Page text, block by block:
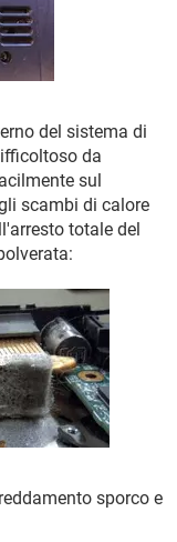
del sistema di
da
sul
scambi di calore
totale del
sporco e